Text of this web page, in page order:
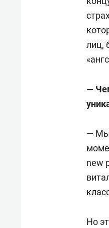
лиц,
—
— Мы
new
Но